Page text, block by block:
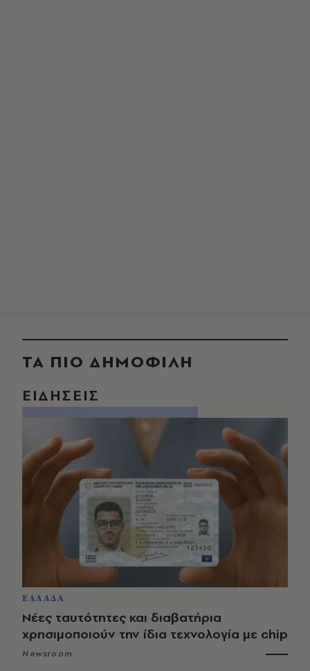
ΤΑ ΠΙΟ ΔΗΜΟΦΙΛΗ
ΕΙΔΗΣΕΙΣ
ΕΛΛΑΔΑ
Νέες ταυτότητες και διαβατήρια
χρησιμοποιούν την ίδια τεχνολογία με chip
Newsroom